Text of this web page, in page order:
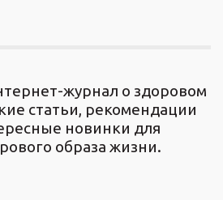
журнал о здоровом
статьи, рекомендации
новинки для
образа жизни.